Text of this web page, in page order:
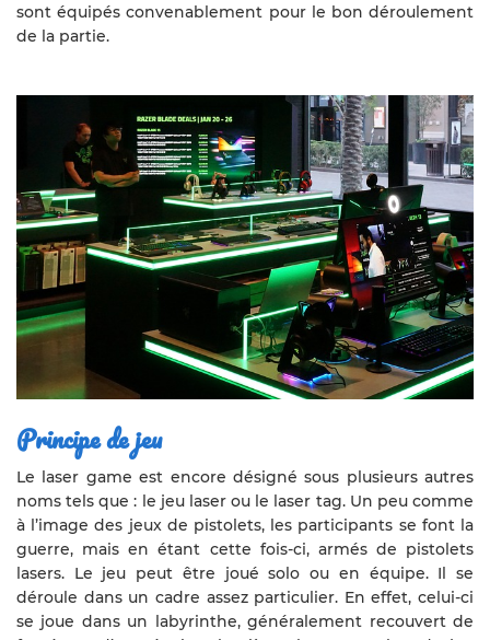
sont équipés convenablement pour le bon déroulement
de la partie.
Principe de jeu
Le laser game est encore désigné sous plusieurs autres
noms tels que : le jeu laser ou le laser tag. Un peu comme
à l’image des jeux de pistolets, les participants se font la
guerre, mais en étant cette fois-ci, armés de pistolets
lasers. Le jeu peut être joué solo ou en équipe. Il se
déroule dans un cadre assez particulier. En effet, celui-ci
se joue dans un labyrinthe, généralement recouvert de